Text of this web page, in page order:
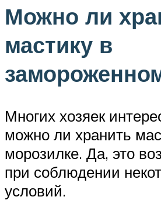
Можно ли
мастику в
Многих хозяек
можно ли хранить
морозилке. Да, это
при соблюдении
условий.